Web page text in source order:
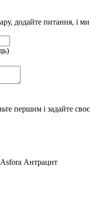
додайте питання, і ми
першим і задайте своє
Антрацит